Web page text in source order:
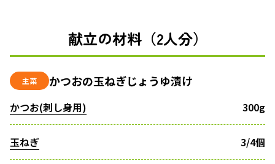
献立の材料（2人分）
主菜 かつおの玉ねぎじょうゆ漬け
かつお(刺し身用) 300g
玉ねぎ 3/4個